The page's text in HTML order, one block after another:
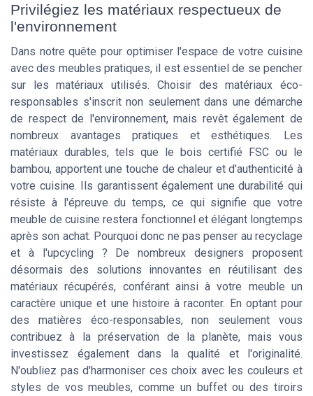
Privilégiez les matériaux respectueux de
l'environnement
Dans notre quête pour optimiser l'espace de votre cuisine
avec des meubles pratiques, il est essentiel de se pencher
sur les matériaux utilisés. Choisir des matériaux éco-
responsables s'inscrit non seulement dans une démarche
de respect de l'environnement, mais revêt également de
nombreux avantages pratiques et esthétiques. Les
matériaux durables, tels que le bois certifié FSC ou le
bambou, apportent une touche de chaleur et d'authenticité à
votre cuisine. Ils garantissent également une durabilité qui
résiste à l'épreuve du temps, ce qui signifie que votre
meuble de cuisine restera fonctionnel et élégant longtemps
après son achat. Pourquoi donc ne pas penser au recyclage
et à l'upcycling ? De nombreux designers proposent
désormais des solutions innovantes en réutilisant des
matériaux récupérés, conférant ainsi à votre meuble un
caractère unique et une histoire à raconter. En optant pour
des matières éco-responsables, non seulement vous
contribuez à la préservation de la planète, mais vous
investissez également dans la qualité et l'originalité.
N'oubliez pas d'harmoniser ces choix avec les couleurs et
styles de vos meubles, comme un buffet ou des tiroirs